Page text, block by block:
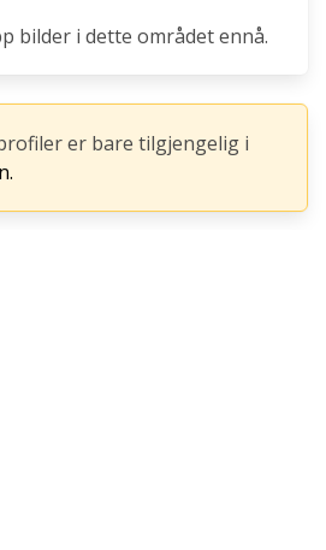
bilder i dette området ennå.
er bare tilgjengelig i